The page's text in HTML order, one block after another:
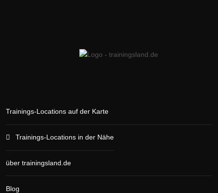
Trainings-Locations auf der Karte
Trainings-Locations in der Nähe
über trainingsland.de
Blog